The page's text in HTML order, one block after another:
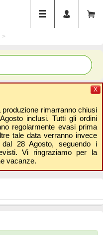
rimarranno chiusi
inclusi. Tutti gli ordini
regolarmente evasi prima
tale data verranno invece
28 Agosto, seguendo i
Vi ringraziamo per la
vacanze.
X